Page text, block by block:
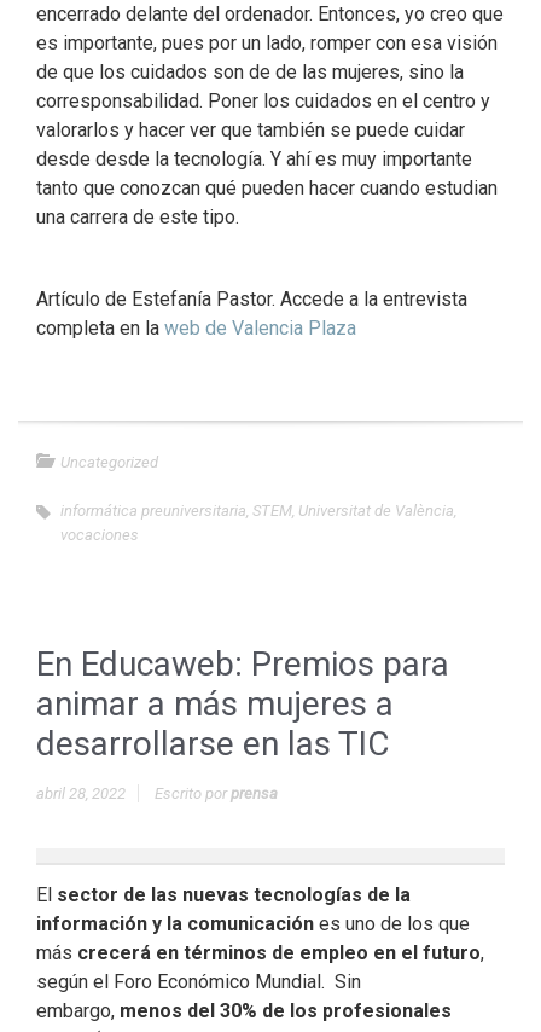
encerrado delante del ordenador. Entonces, yo creo que
es importante, pues por un lado, romper con esa visión
de que los cuidados son de de las mujeres, sino la
corresponsabilidad. Poner los cuidados en el centro y
valorarlos y hacer ver que también se puede cuidar
desde desde la tecnología. Y ahí es muy importante
tanto que conozcan qué pueden hacer cuando estudian
una carrera de este tipo.
Artículo de Estefanía Pastor. Accede a la entrevista
completa en la web de Valencia Plaza
Uncategorized
informática preuniversitaria STEM Universitat de València
vocaciones
En Educaweb: Premios para
animar a más mujeres a
desarrollarse en las TIC
abril 28, 2022 Escrito porprensa
El sector de las nuevas tecnologías de la
información y la comunicación es uno de los que
más crecerá en términos de empleo en el futuro,
según el Foro Económico Mundial. Sin
embargo, menos del 30% de los profesionales